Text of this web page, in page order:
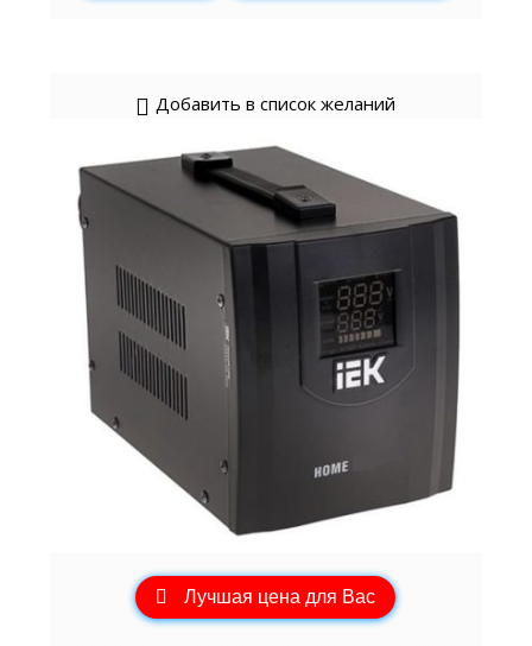
Добавить в список желаний
Лучшая цена для Вас